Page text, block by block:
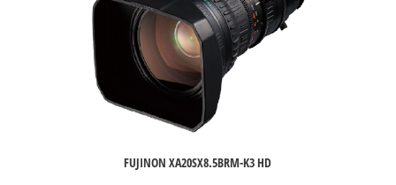
FUJINON XA20SX8.5BRM-K3 HD